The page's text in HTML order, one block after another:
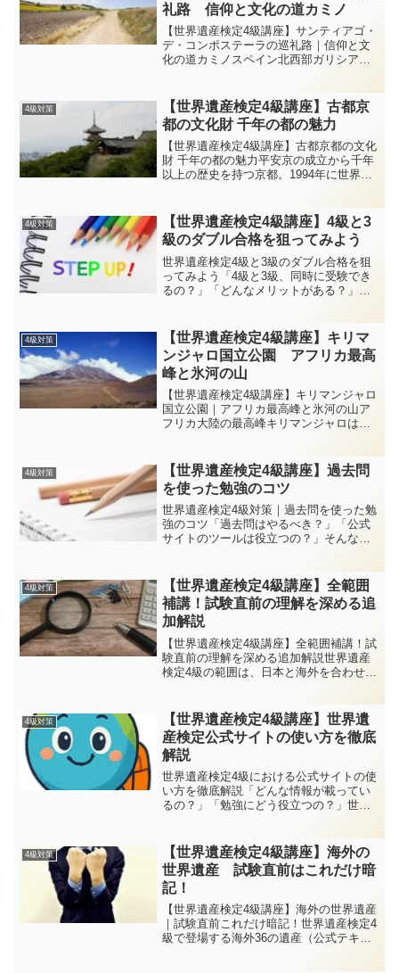
礼路 信仰と文化の道カミノ
【世界遺産検定4級講座】サンティアゴ・
デ・コンポステーラの巡礼路｜信仰と文
化の道カミノスペイン北西部ガリシア州
アゴ）の墓をめざす西欧最大級の巡礼路
――それがカミノです。...
4級対策
【世界遺産検定4級講座】古都京
都の文化財 千年の都の魅力
【世界遺産検定4級講座】古都京都の文化
財 千年の都の魅力平安京の成立から千年
以上の歴史を持つ京都。1994年に世界遺
となっています。本記事では、4級試験で
押さえておきた...
4級対策
【世界遺産検定4級講座】4級と3
級のダブル合格を狙ってみよう
世界遺産検定4級と3級のダブル合格を狙
ってみよう「4級と3級、同時に受験でき
るの？」「どんなメリットがある？」そ
点をわかりやすく解説します。博士〜！
ぼく、せっかくだから...
4級対策
【世界遺産検定4級講座】キリマ
ンジャロ国立公園 アフリカ最高
峰と氷河の山
【世界遺産検定4級講座】キリマンジャロ
国立公園｜アフリカ最高峰と氷河の山ア
フリカ大陸の最高峰キリマンジャロは、
ら山頂に氷河をいただく珍しい自然景観
として知られてい...
4級対策
【世界遺産検定4級講座】過去問
を使った勉強のコツ
世界遺産検定4級対策｜過去問を使った勉
強のコツ「過去問はやるべき？」「公式
サイトのツールは役立つの？」そんな疑
を解説します。博士〜！4級の勉強ってや
っぱり過去問を解い...
4級対策
【世界遺産検定4級講座】全範囲
補講！試験直前の理解を深める追
加解説
【世界遺産検定4級講座】全範囲補講！試
験直前の理解を深める追加解説世界遺産
検定4級の範囲は、日本と海外を合わせて
理解を深めるための解説をお届けしま
す。ポイントは知識を...
4級対策
【世界遺産検定4級講座】世界遺
産検定公式サイトの使い方を徹底
解説
世界遺産検定4級における公式サイトの使
い方を徹底解説「どんな情報が載ってい
るの？」「勉強にどう役立つの？」世界
士が、便利なページと活用法を徹底解説
します。博士〜！4級...
4級対策
【世界遺産検定4級講座】海外の
世界遺産 試験直前はこれだけ暗
記！
【世界遺産検定4級講座】海外の世界遺産
｜試験直前これだけ暗記！世界遺産検定4
級で登場する海外36の遺産（公式テキス